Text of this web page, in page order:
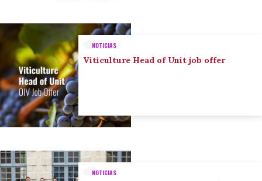
NOTICIAS
Viticulture Head of Unit job offer
NOTICIAS